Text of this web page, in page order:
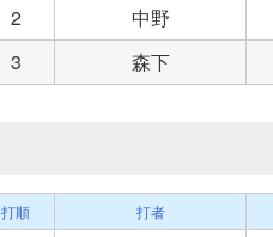
2
中野
3 森下
打順 打者